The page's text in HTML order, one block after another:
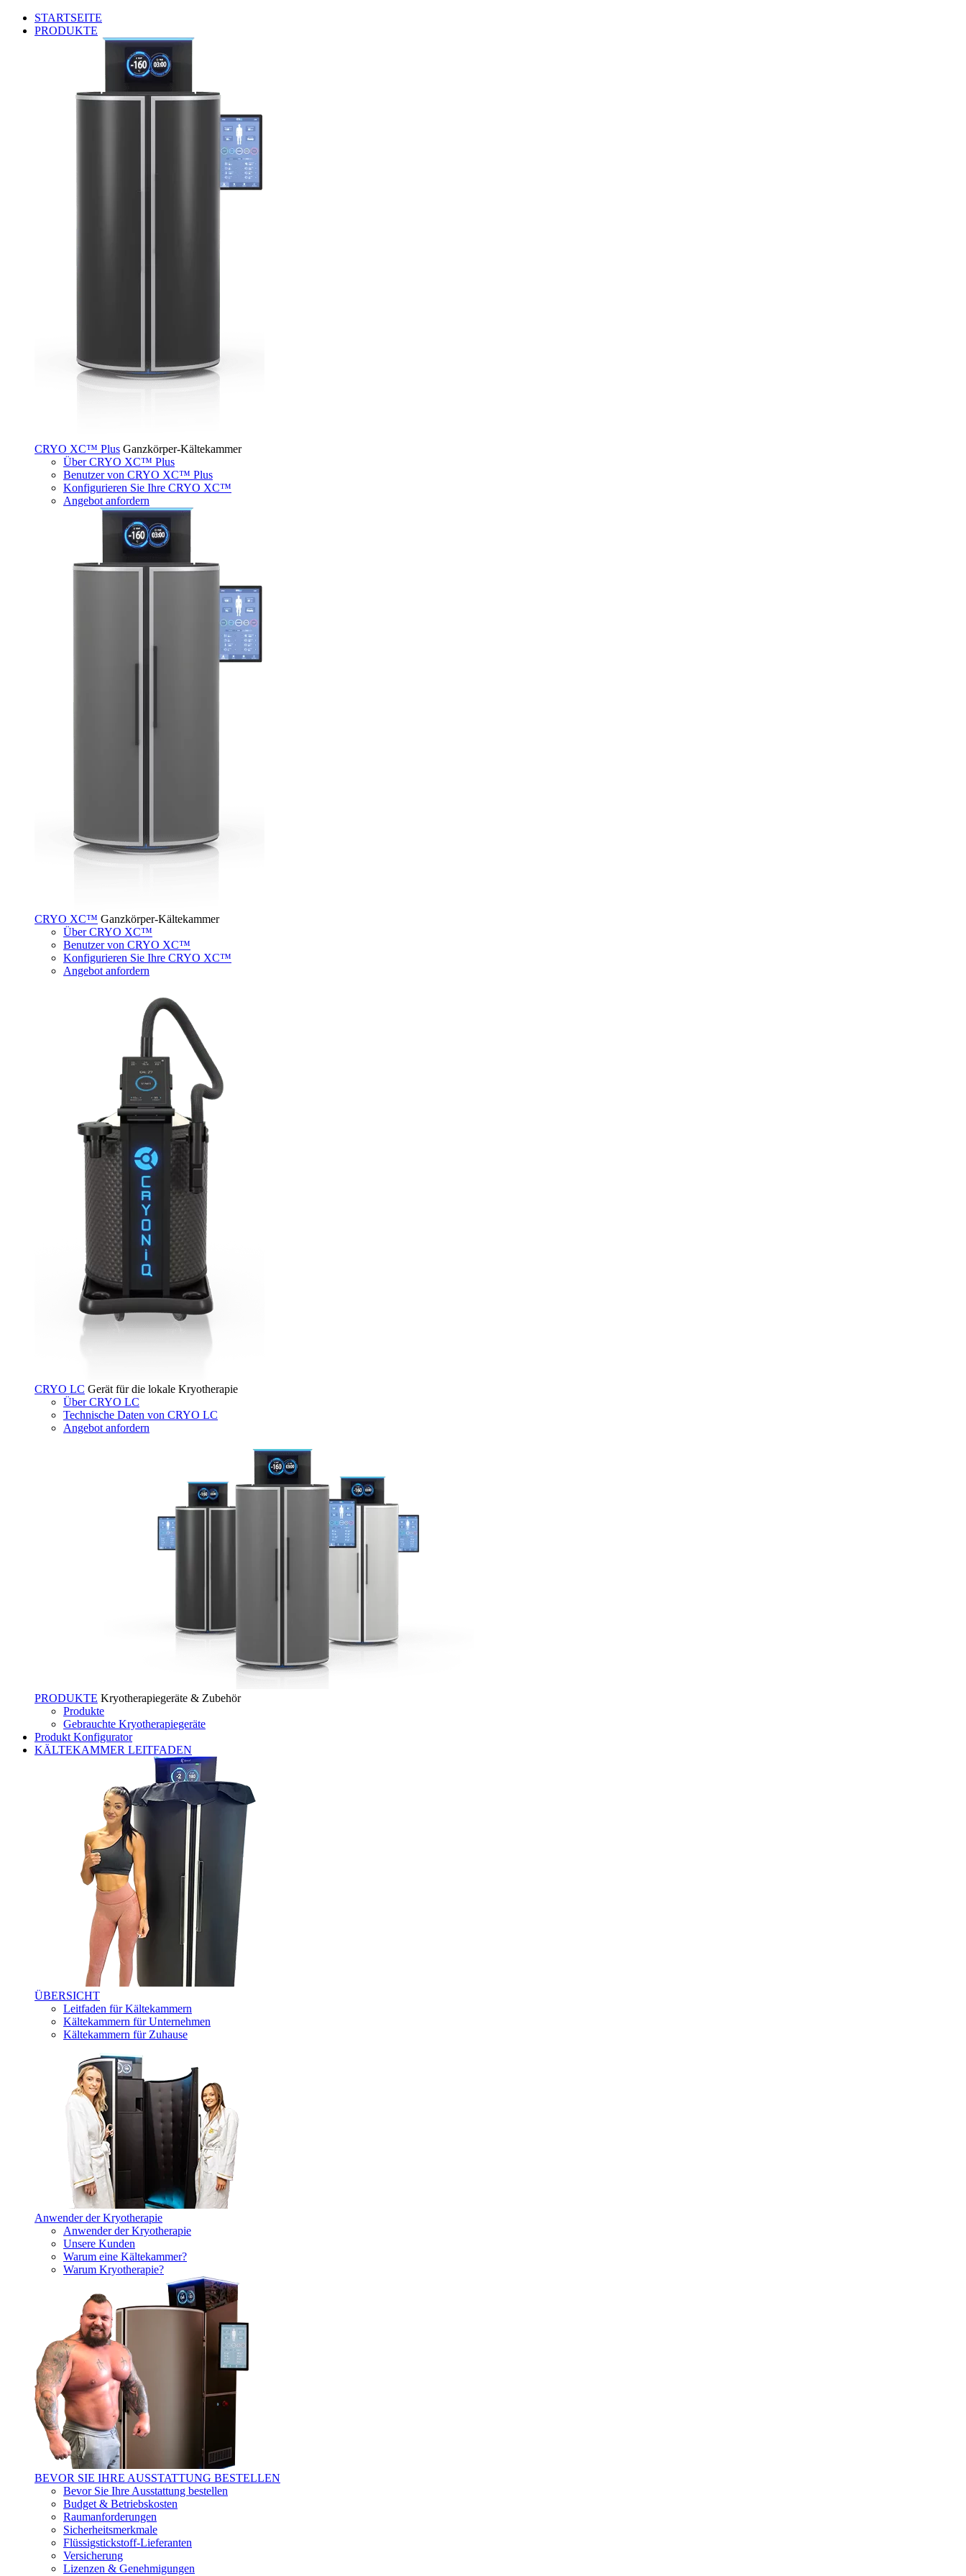
STARTSEITE
PRODUKTE
CRYO XC™ Plus Ganzkörper-Kältekammer
Über CRYO XC™ Plus
Benutzer von CRYO XC™ Plus
Konfigurieren Sie Ihre CRYO XC™
Angebot anfordern
CRYO XC™ Ganzkörper-Kältekammer
Über CRYO XC™
Benutzer von CRYO XC™
Konfigurieren Sie Ihre CRYO XC™
Angebot anfordern
CRYO LC Gerät für die lokale Kryotherapie
Über CRYO LC
Technische Daten von CRYO LC
Angebot anfordern
PRODUKTE Kryotherapiegeräte & Zubehör
Produkte
Gebrauchte Kryotherapiegeräte
Produkt Konfigurator
KÄLTEKAMMER LEITFADEN
ÜBERSICHT
Leitfaden für Kältekammern
Kältekammern für Unternehmen
Kältekammern für Zuhause
Anwender der Kryotherapie
Anwender der Kryotherapie
Unsere Kunden
Warum eine Kältekammer?
Warum Kryotherapie?
BEVOR SIE IHRE AUSSTATTUNG BESTELLEN
Bevor Sie Ihre Ausstattung bestellen
Budget & Betriebskosten
Raumanforderungen
Sicherheitsmerkmale
Flüssigstickstoff-Lieferanten
Versicherung
Lizenzen & Genehmigungen